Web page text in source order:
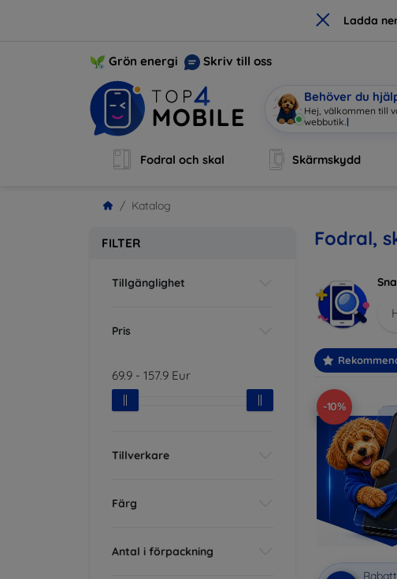
× Ladda
Grön energi Skriv till oss
Behöver du
Hej, välko|
Fodral och skal Skärmskydd
Katalog
FILTER
Tillgänglighet
Pris
69.9 - 157.9 Eur
Tillverkare
Färg
Antal i förpackning
Fodral,
-10%
Rabatt